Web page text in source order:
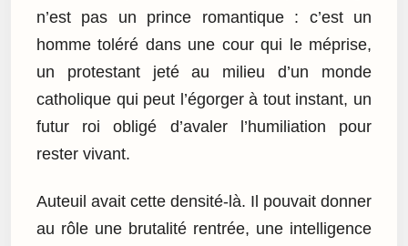
n’est pas un prince romantique : c’est un
homme toléré dans une cour qui le méprise,
un protestant jeté au milieu d’un monde
catholique qui peut l’égorger à tout instant, un
futur roi obligé d’avaler l’humiliation pour
rester vivant.
Auteuil avait cette densité-là. Il pouvait donner
au rôle une brutalité rentrée, une intelligence